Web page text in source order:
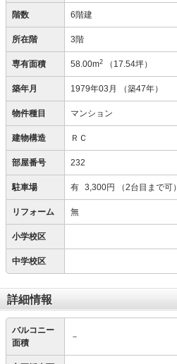
階数 6階建
所在階 3階
専有面積 58.00m2 （17.54坪）
築年月 1979年03月 （築47年）
物件種目 マンション
建物構造 ＲＣ
部屋番号 232
駐車場 有 3,300円 （2台目まで可）
リフォーム 無
小学校区
中学校区
詳細情報
バルコニー
面積
－